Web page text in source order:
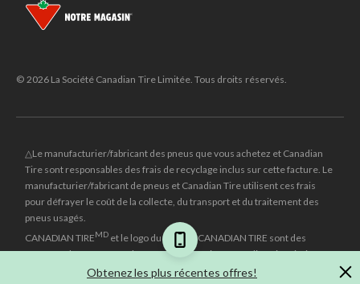
Obtenez les plus récentes offres!
© 2026 La Société Canadian Tire Limitée. Tous droits réservés.
△Le manufacturier/fabricant des pneus que vous achetez et Canadian
Tire sont responsables des frais de recyclage inclus sur cette facture. Le
manufacturier/fabricant de pneus et Canadian Tire utilisent ces frais
pour défrayer le coût de la collecte, du transport et du traitement des
pneus usagés.
CANADIAN TIREMD et le logo du triangle CANADIAN TIRE sont des
marques de commerce déposées de la Société Canadian Tire Limitée.